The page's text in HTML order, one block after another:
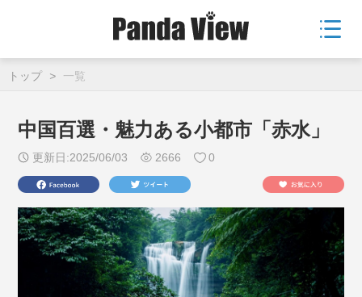
トップ > 一覧
中国百選・魅力ある小都市「赤水」
更新日:2025/06/03 2666 0